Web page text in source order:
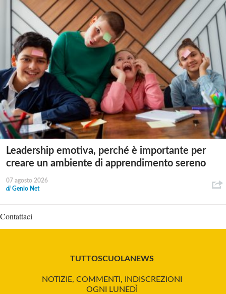
Leadership emotiva, perché è importante per
creare un ambiente di apprendimento sereno
07 agosto 2026
di Genio Net
Contattaci
TUTTOSCUOLANEWS
NOTIZIE, COMMENTI, INDISCREZIONI
OGNI LUNEDÌ